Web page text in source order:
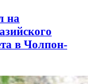
на
в Чолпон-